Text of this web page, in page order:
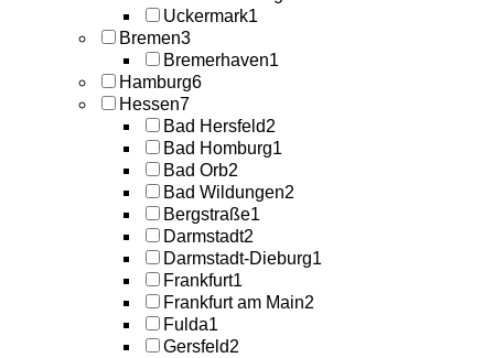
Uckermark1
Bremen3
Bremerhaven1
Hamburg6
Hessen7
Bad Hersfeld2
Bad Homburg1
Bad Orb2
Bad Wildungen2
Bergstraße1
Darmstadt2
Darmstadt-Dieburg1
Frankfurt1
Frankfurt am Main2
Fulda1
Gersfeld2